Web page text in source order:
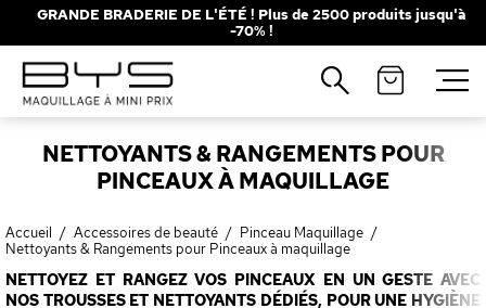
GRANDE BRADERIE DE L'ÉTÉ ! Plus de 2500 produits jusqu'à
-70% !
NETTOYANTS & RANGEMENTS POUR
PINCEAUX À MAQUILLAGE
Accueil / Accessoires de beauté / Pinceau Maquillage /
Nettoyants & Rangements pour Pinceaux à maquillage
NETTOYEZ ET RANGEZ VOS PINCEAUX EN UN GESTE AVEC
NOS TROUSSES ET NETTOYANTS DÉDIÉS, POUR UNE HYGIÈNE
Fermer
Recherches populaires
Mascara
Palette
Blush
Rouge à Lèvres